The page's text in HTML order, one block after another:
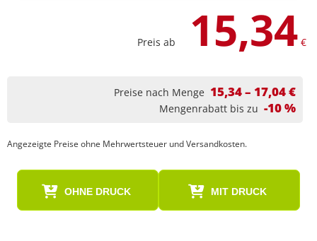
Preis ab 15,34 €
Preise nach Menge 15,34 – 17,04 €
Mengenrabatt bis zu -10 %
Angezeigte Preise ohne Mehrwertsteuer und Versandkosten.
OHNE DRUCK MIT DRUCK